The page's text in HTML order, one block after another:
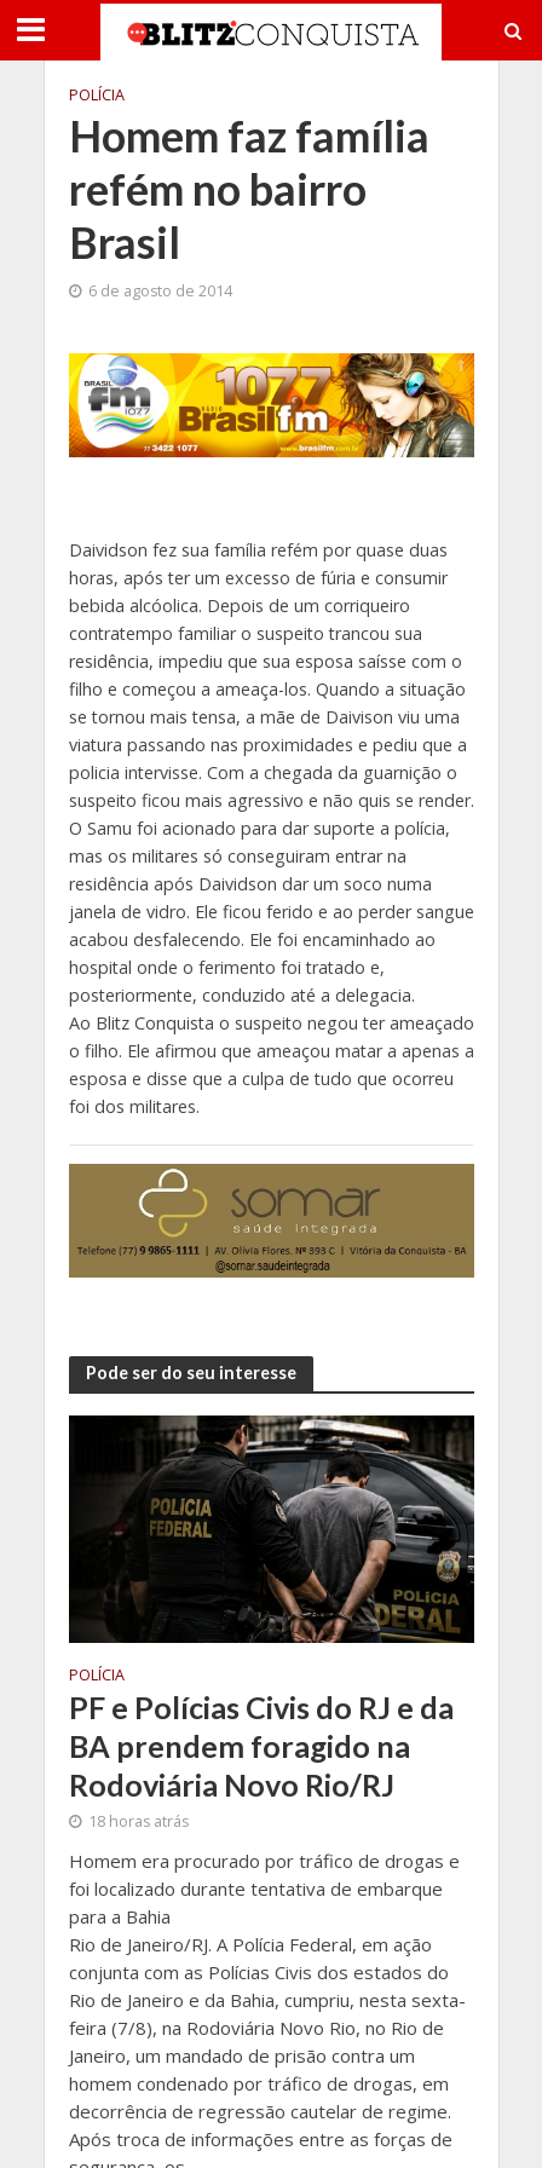
POLÍCIA
Homem faz família
refém no bairro
Brasil
6 de agosto de 2014
Daividson fez sua família refém por quase duas
horas, após ter um excesso de fúria e consumir
bebida alcóolica. Depois de um corriqueiro
contratempo familiar o suspeito trancou sua
residência, impediu que sua esposa saísse com o
filho e começou a ameaça-los. Quando a situação
se tornou mais tensa, a mãe de Daivison viu uma
viatura passando nas proximidades e pediu que a
policia intervisse. Com a chegada da guarnição o
suspeito ficou mais agressivo e não quis se render.
O Samu foi acionado para dar suporte a polícia,
mas os militares só conseguiram entrar na
residência após Daividson dar um soco numa
janela de vidro. Ele ficou ferido e ao perder sangue
acabou desfalecendo. Ele foi encaminhado ao
hospital onde o ferimento foi tratado e,
posteriormente, conduzido até a delegacia.
Ao Blitz Conquista o suspeito negou ter ameaçado
o filho. Ele afirmou que ameaçou matar a apenas a
esposa e disse que a culpa de tudo que ocorreu
foi dos militares.
Pode ser do seu interesse
POLÍCIA
PF e Polícias Civis do RJ e da
BA prendem foragido na
Rodoviária Novo Rio/RJ
18 horas atrás
Homem era procurado por tráfico de drogas e
foi localizado durante tentativa de embarque
para a Bahia
Rio de Janeiro/RJ. A Polícia Federal, em ação
conjunta com as Polícias Civis dos estados do
Rio de Janeiro e da Bahia, cumpriu, nesta sexta-
feira (7/8), na Rodoviária Novo Rio, no Rio de
Janeiro, um mandado de prisão contra um
homem condenado por tráfico de drogas, em
decorrência de regressão cautelar de regime.
Após troca de informações entre as forças de